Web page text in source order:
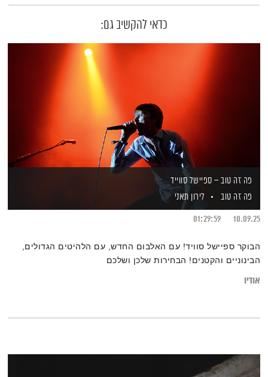
כדאי להקשיב גם:
פה זה טוב – ספיישל סווייד
פה זה טוב
לירון תאני
10.09.25
01:29:59
הבוקר ספיישל סוויד! עם האלבום החדש, עם הלהיטים הגדולים,
הבינוניים והקטנים! הבחירות שלכן ושלכם
אודיו